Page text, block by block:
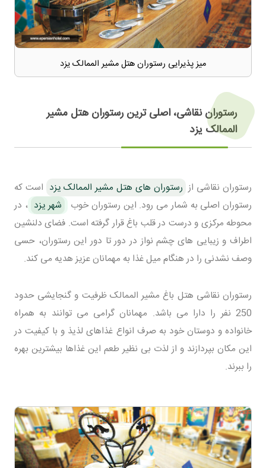
میز پذیرایی رستوران هتل مشیر الممالک یزد
رستوران نقاشی، اصلی ترین رستوران هتل مشیر
الممالک یزد
رستوران نقاشی از رستوران های هتل مشیر الممالک یزد است که
رستوران اصلی به شمار می رود. این رستوران خوب
شهر یزد ، در
محوطه مرکزی و درست در قلب باغ قرار گرفته است. فضای دلنشین
اطراف و زیبایی های چشم نواز در دور تا دور این رستوران، حسی
وصف نشدنی را در هنگام میل غذا به مهمانان عزیز هدیه می کند.
رستوران نقاشی هتل باغ مشیر الممالک ظرفیت و گنجایشی حدود
250 نفر را دارا می باشد. مهمانان گرامی می توانند به همراه
خانواده و دوستان خود به صرف انواع غذاهای لذیذ و با کیفیت در
این مکان بپردازند و از لذت بی نظیر طعم این غذاها بیشترین بهره
را ببرند.